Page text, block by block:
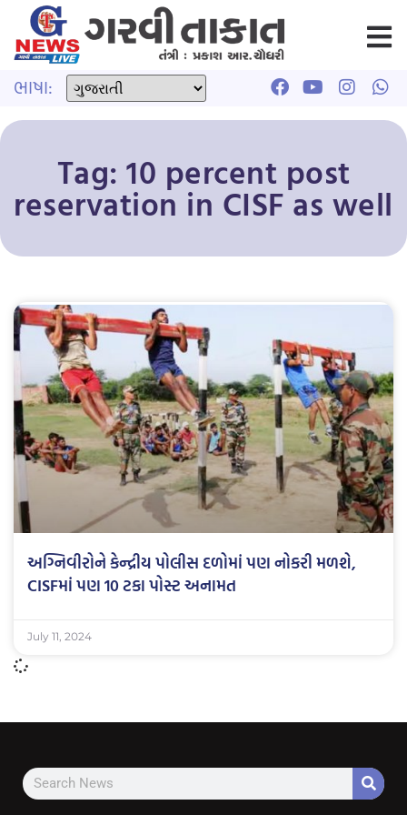
ભાષા:
Tag: 10 percent post
reservation in CISF as well
અગ્નિવીરોને કેન્દ્રીય પોલીસ દળોમાં પણ નોકરી મળશે,
CISFમાં પણ 10 ટકા પોસ્ટ અનામત
July 11, 2024